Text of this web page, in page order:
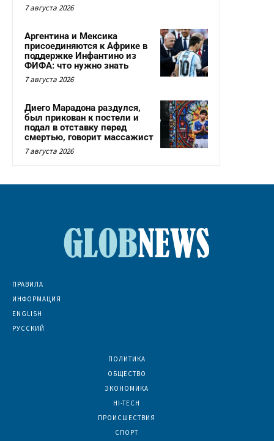
7 августа 2026
Аргентина и Мексика
присоединяются к Африке в
поддержке Инфантино из
ФИФА: что нужно знать
7 августа 2026
Диего Марадона раздулся,
был прикован к постели и
подал в отставку перед
смертью, говорит массажист
7 августа 2026
ПРАВИЛА
ИНФОРМАЦИЯ
ENGLISH
РУССКИЙ
ПОЛИТИКА
ОБЩЕСТВО
ЭКОНОМИКА
HI-TECH
ПРОИСШЕСТВИЯ
СПОРТ